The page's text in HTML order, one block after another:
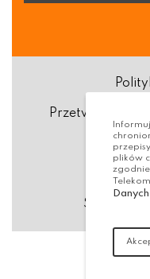
Przetwarzanie
Standardy
plików
Danych